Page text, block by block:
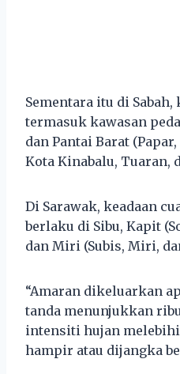
Sementara itu di
termasuk kawasan
dan Pantai Barat
Kota Kinabalu, Tuaran,
Di Sarawak, keadaan
berlaku di Sibu, Kapit
dan Miri (Subis, Miri,
“Amaran dikeluarkan
tanda menunjukkan
intensiti hujan
hampir atau dijangka